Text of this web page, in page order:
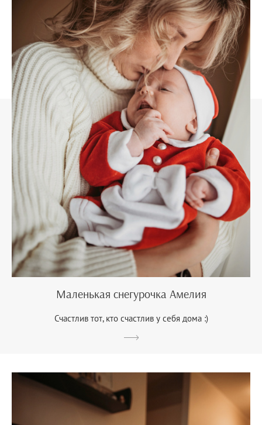
Маленькая снегурочка Амелия
Счастлив тот, кто счастлив у себя дома :)